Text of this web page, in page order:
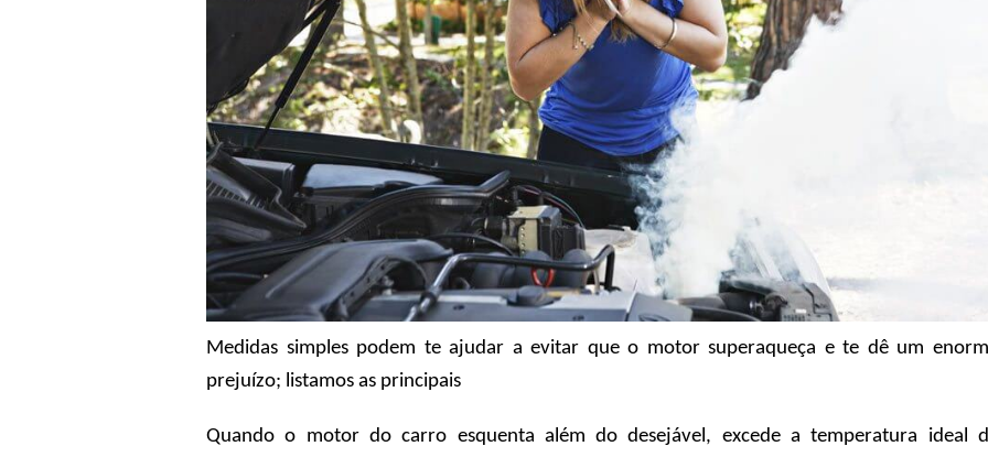
Medidas simples podem te ajudar a evitar que o motor superaqueça e te dê um
prejuízo; listamos as principais
Quando o motor do carro esquenta além do desejável, excede a temperatura ideal